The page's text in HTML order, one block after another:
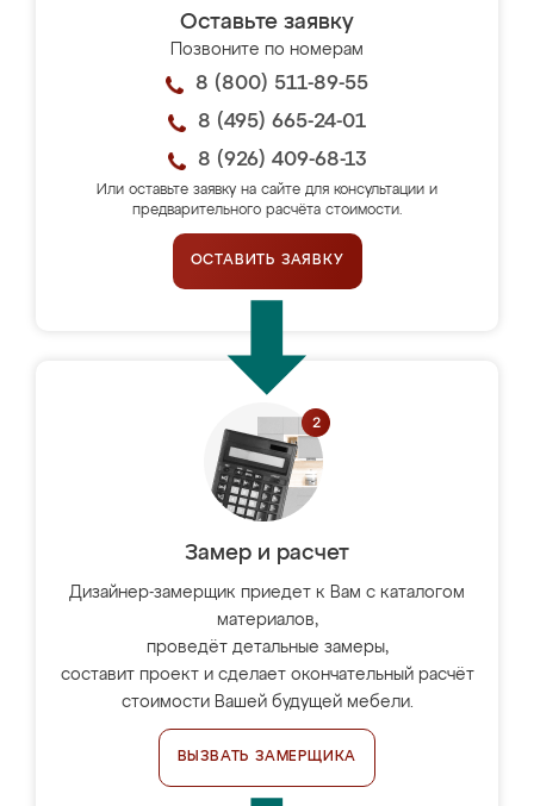
Оставьте заявку
Позвоните по номерам
8 (800) 511-89-55
8 (495) 665-24-01
8 (926) 409-68-13
Или оставьте заявку на сайте для консультации и
предварительного расчёта стоимости.
ОСТАВИТЬ ЗАЯВКУ
Замер и расчет
Дизайнер-замерщик приедет к Вам с каталогом
материалов,
проведёт детальные замеры,
составит проект и сделает окончательный расчёт
стоимости Вашей будущей мебели.
ВЫЗВАТЬ ЗАМЕРЩИКА